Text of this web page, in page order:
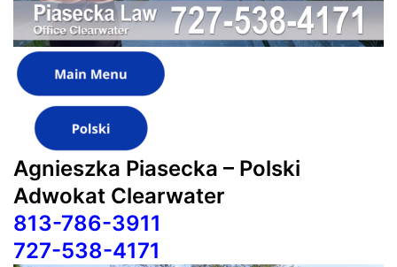
Agnieszka Piasecka – Polski
Adwokat Clearwater
813-786-3911
727-538-4171